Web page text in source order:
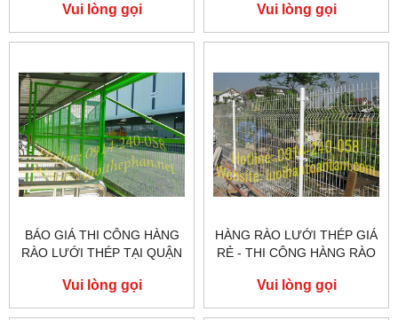
Vui lòng gọi
TÂN
Vui lòng gọi
BÁO GIÁ THI CÔNG HÀNG
RÀO LƯỚI THÉP TẠI QUẬN
Vui lòng gọi
HÀNG RÀO LƯỚI THÉP GIÁ
RẺ - THI CÔNG HÀNG RÀO
Vui lòng gọi